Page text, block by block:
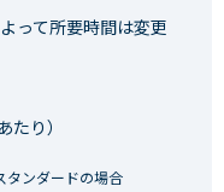
て所要時間は変更
たり）
ンダードの場合